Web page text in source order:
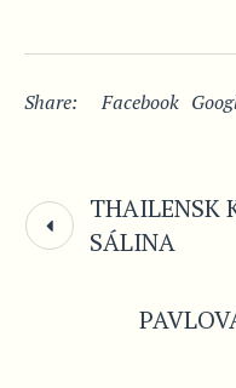
Share: Facebook
THAILENSK
SÁLINA